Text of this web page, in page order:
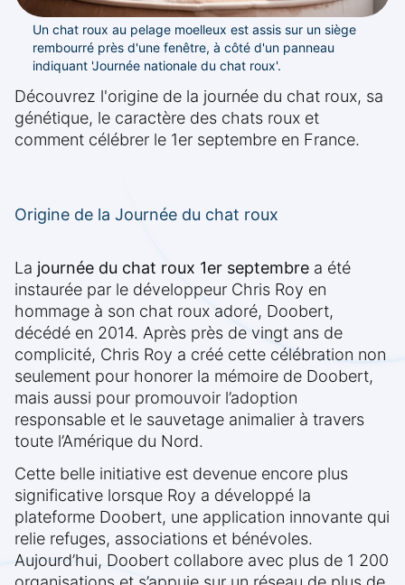
Un chat roux au pelage moelleux est assis sur un siège
rembourré près d'une fenêtre, à côté d'un panneau
indiquant 'Journée nationale du chat roux'.
Découvrez l'origine de la journée du chat roux, sa
génétique, le caractère des chats roux et
comment célébrer le 1er septembre en France.
Origine de la Journée du chat roux
La journée du chat roux 1er septembre a été
instaurée par le développeur Chris Roy en
hommage à son chat roux adoré, Doobert,
décédé en 2014. Après près de vingt ans de
complicité, Chris Roy a créé cette célébration non
seulement pour honorer la mémoire de Doobert,
mais aussi pour promouvoir l’adoption
responsable et le sauvetage animalier à travers
toute l’Amérique du Nord.
Cette belle initiative est devenue encore plus
significative lorsque Roy a développé la
plateforme Doobert, une application innovante qui
relie refuges, associations et bénévoles.
Aujourd’hui, Doobert collabore avec plus de 1 200